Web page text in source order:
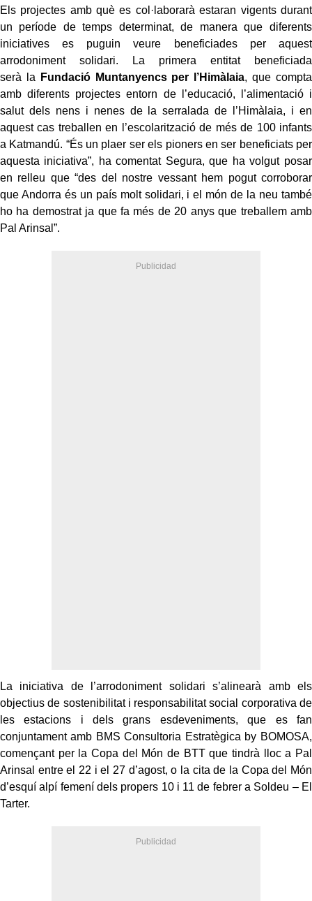
Els projectes amb què es col·laborarà estaran vigents durant
un període de temps determinat, de manera que diferents
iniciatives es puguin veure beneficiades per aquest
arrodoniment solidari. La primera entitat beneficiada
serà la
Fundació Muntanyencs per l’Himàlaia, que compta
amb diferents projectes entorn de l’educació, l’alimentació i
salut dels nens i nenes de la serralada de l’Himàlaia, i en
aquest cas treballen en l’escolarització de més de 100 infants
a Katmandú. “És un plaer ser els pioners en ser beneficiats per
aquesta iniciativa”, ha comentat Segura, que ha volgut posar
en relleu que “des del nostre vessant hem pogut corroborar
que Andorra és un país molt solidari, i el món de la neu també
ho ha demostrat ja que fa més de 20 anys que treballem amb
Pal Arinsal”.
La iniciativa de l’arrodoniment solidari s’alinearà amb els
objectius de sostenibilitat i responsabilitat social corporativa de
les estacions i dels grans esdeveniments, que es fan
conjuntament amb BMS Consultoria Estratègica by BOMOSA,
començant per la Copa del Món de BTT que tindrà lloc a Pal
Arinsal entre el 22 i el 27 d’agost, o la cita de la Copa del Món
d’esquí alpí femení dels propers 10 i 11 de febrer a Soldeu – El
Tarter.